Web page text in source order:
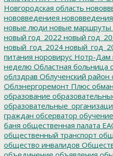
Новгородская область
нововведениея нововведения
новые люди новые маршруты
новый год_2022 новый
новый_год_2024
питания норовирус Нотр-Дам
неделю Областная больница
облздрав Облученский район
Облэнергоремонт Плюс обман
образование
граждан обсерватор обучение
баня общественная палата
общественный транспорт
общество инвалидов